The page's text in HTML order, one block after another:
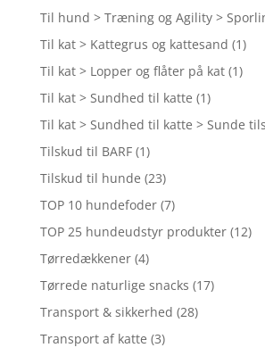
Til hund > Træning og Agility >
Til kat > Kattegrus og kattesand (1)
Til kat > Lopper og flåter på kat (1)
Til kat > Sundhed til katte (1)
Til kat > Sundhed til katte > Sunde
Tilskud til BARF (1)
Tilskud til hunde (23)
TOP 10 hundefoder (7)
TOP 25 hundeudstyr produkter (12)
Tørredækkener (4)
Tørrede naturlige snacks (17)
Transport & sikkerhed (28)
Transport af katte (3)